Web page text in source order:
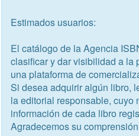
Estimados usuarios:
El catálogo de la Agencia
clasificar y dar visibilidad a la
una plataforma de
Si desea adquirir algún libro,
la editorial responsable, cuyo
información de cada libro
Agradecemos su